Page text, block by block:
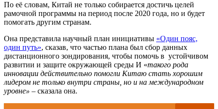
По её словам, Китай не только собирается достичь целей
рамочной программы на период после 2020 года, но и будет
помогать другим странам.
Она представила научный план инициативы «Один пояс,
один путь», сказав, что частью плана был сбор данных
дистанционного зондирования, чтобы помочь в устойчивом
развитии и защите окружающей среды И «такого рода
инновации действительно помогли Китаю стать хорошим
лидером не только внутри страны, но и на международном
уровне» – сказала она.